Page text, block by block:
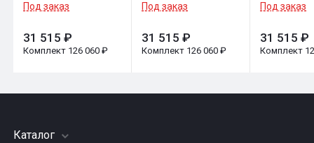
Под заказ
31 515 ₽
Комплект 126 060 ₽
Под заказ
31 515 ₽
Комплект 126 060 ₽
Под заказ
31 515 ₽
Комплект
Каталог